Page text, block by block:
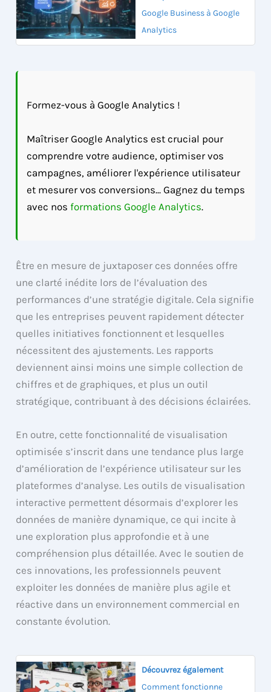
Google Business à Google
Analytics
Formez-vous à Google Analytics !
Maîtriser Google Analytics est crucial pour
comprendre votre audience, optimiser vos
campagnes, améliorer l'expérience utilisateur
et mesurer vos conversions... Gagnez du temps
avec nosformations Google Analytics.
Être en mesure de juxtaposer ces données offre
une clarté inédite lors de l’évaluation des
performances d’une stratégie digitale. Cela signifie
que les entreprises peuvent rapidement détecter
quelles initiatives fonctionnent et lesquelles
nécessitent des ajustements. Les rapports
deviennent ainsi moins une simple collection de
chiffres et de graphiques, et plus un outil
stratégique, contribuant à des décisions éclairées.
En outre, cette fonctionnalité de visualisation
optimisée s’inscrit dans une tendance plus large
d’amélioration de l’expérience utilisateur sur les
plateformes d’analyse. Les outils de visualisation
interactive permettent désormais d’explorer les
données de manière dynamique, ce qui incite à
une exploration plus approfondie et à une
compréhension plus détaillée. Avec le soutien de
ces innovations, les professionnels peuvent
exploiter les données de manière plus agile et
réactive dans un environnement commercial en
constante évolution.
Découvrez également
Comment fonctionne